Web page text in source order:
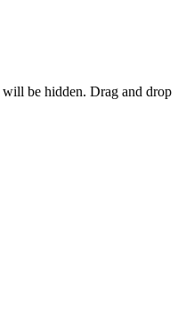
be hidden. Drag and drop